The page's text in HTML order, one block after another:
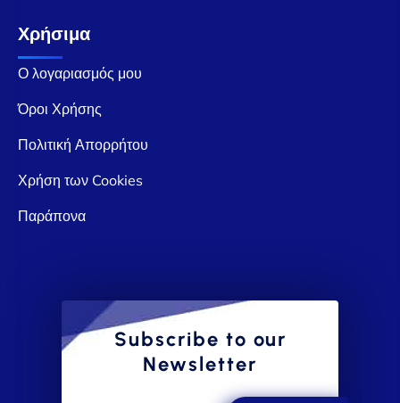
Χρήσιμα
Ο λογαριασμός μου
Όροι Χρήσης
Πολιτική Απορρήτου
Χρήση των Cookies
Παράπονα
Subscribe to our
Newsletter